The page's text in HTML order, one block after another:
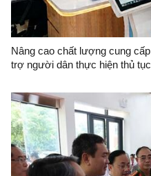
Nâng cao chất lượng cung
trợ người dân thực hiện thủ